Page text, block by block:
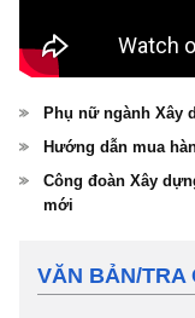
Phụ nữ ngành Xây
Hướng dẫn mua
Công đoàn Xây
mới
VĂN BẢN/TRA